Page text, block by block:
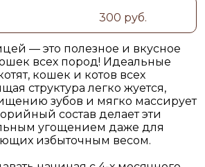
300 руб.
— это полезное и вкусное
всех пород! Идеальные
кошек и котов всех
структура легко жуется,
зубов и мягко массирует
состав делает эти
угощением даже для
избыточным весом.